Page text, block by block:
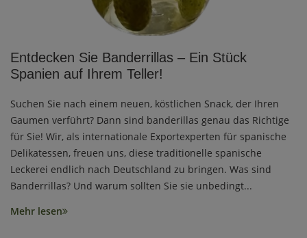
Entdecken Sie Banderrillas – Ein Stück
Spanien auf Ihrem Teller!
Suchen Sie nach einem neuen, köstlichen Snack, der Ihren
Gaumen verführt? Dann sind banderillas genau das Richtige
für Sie! Wir, als internationale Exportexperten für spanische
Delikatessen, freuen uns, diese traditionelle spanische
Leckerei endlich nach Deutschland zu bringen. Was sind
Banderrillas? Und warum sollten Sie sie unbedingt...
Mehr lesen